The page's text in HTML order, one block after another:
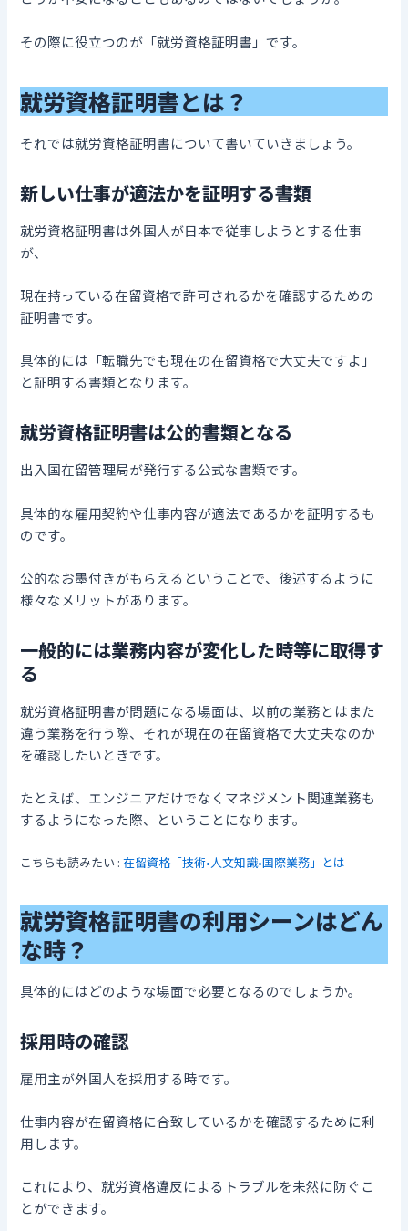
その際に役立つのが「就労資格証明書」です。
就労資格証明書とは？
それでは就労資格証明書について書いていきましょう。
新しい仕事が適法かを証明する書類
就労資格証明書は外国人が日本で従事しようとする仕事
が、
現在持っている在留資格で許可されるかを確認するための
証明書です。
具体的には「転職先でも現在の在留資格で大丈夫ですよ」
と証明する書類となります。
就労資格証明書は公的書類となる
出入国在留管理局が発行する公式な書類です。
具体的な雇用契約や仕事内容が適法であるかを証明するも
のです。
公的なお墨付きがもらえるということで、後述するように
様々なメリットがあります。
一般的には業務内容が変化した時等に取得す
る
就労資格証明書が問題になる場面は、以前の業務とはまた
違う業務を行う際、それが現在の在留資格で大丈夫なのか
を確認したいときです。
たとえば、エンジニアだけでなくマネジメント関連業務も
するようになった際、ということになります。
こちらも読みたい :在留資格「技術•人文知識•国際業務」とは
就労資格証明書の利用シーンはどん
な時？
具体的にはどのような場面で必要となるのでしょうか。
採用時の確認
雇用主が外国人を採用する時です。
仕事内容が在留資格に合致しているかを確認するために利
用します。
これにより、就労資格違反によるトラブルを未然に防ぐこ
とができます。